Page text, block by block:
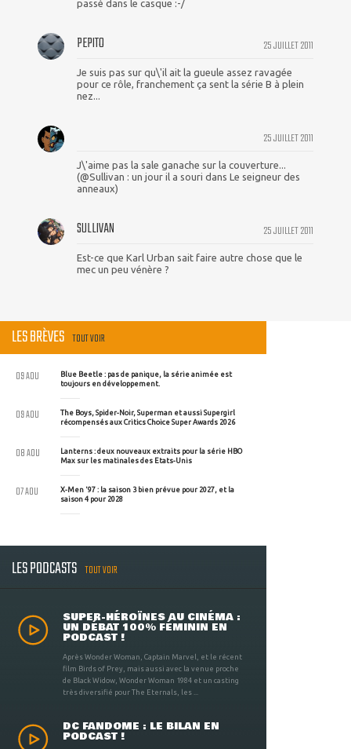
passé dans le casque :-/
25 JUILLET 2011
PEPITO
Je suis pas sur qu\'il ait la gueule assez ravagée
pour ce rôle, franchement ça sent la série B à plein
nez...
25 JUILLET 2011
J\'aime pas la sale ganache sur la couverture...
(@Sullivan : un jour il a souri dans Le seigneur des
anneaux)
25 JUILLET 2011
SULLIVAN
Est-ce que Karl Urban sait faire autre chose que le
mec un peu vénère ?
LES BRÈVES TOUT VOIR
Blue Beetle : pas de panique, la série animée est
toujours en développement.
09 AOU
The Boys, Spider-Noir, Superman et aussi Supergirl
récompensés aux Critics Choice Super Awards 2026
09 AOU
Lanterns : deux nouveaux extraits pour la série HBO
Max sur les matinales des Etats-Unis
08 AOU
X-Men '97 : la saison 3 bien prévue pour 2027, et la
saison 4 pour 2028
07 AOU
LES PODCASTS TOUT VOIR
SUPER-HÉROÏNES AU CINÉMA :
UN DÉBAT 100% FÉMININ EN
PODCAST !
Après Wonder Woman, Captain Marvel, et le récent
film Birds of Prey, mais aussi avec la venue proche
de Black Widow, Wonder Woman 1984 et un casting
très diversifié pour The Eternals, les ...
DC FANDOME : LE BILAN EN
PODCAST !